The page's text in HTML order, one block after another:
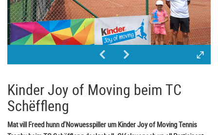
Kinder Joy of Moving beim TC
Schëffleng
Mat vill Freed hunn d'Nowuesspiller um Kinder Joy of Moving Tennis